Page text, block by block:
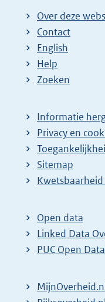
Over deze
Contact
English
Help
Zoeken
Informatie
Privacy en
Sitemap
E
t
e
r
l
Open data
Linked Data
PUC Open Data